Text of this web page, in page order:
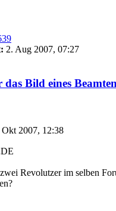
2. Aug 2007, 07:27
Bild eines Beamten
Okt 2007, 12:38
Revolutzer im selben